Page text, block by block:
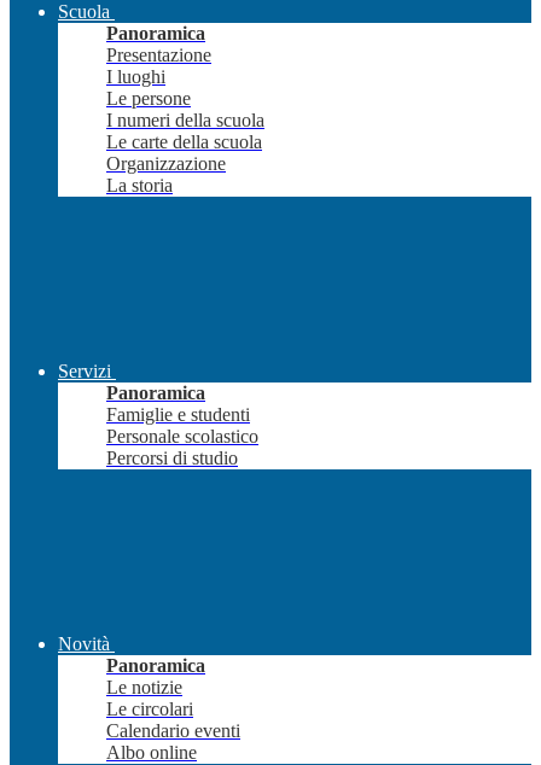
Scuola
Panoramica
Presentazione
I luoghi
Le persone
I numeri della scuola
Le carte della scuola
Organizzazione
La storia
Servizi
Panoramica
Famiglie e studenti
Personale scolastico
Percorsi di studio
Novità
Panoramica
Le notizie
Le circolari
Calendario eventi
Albo online